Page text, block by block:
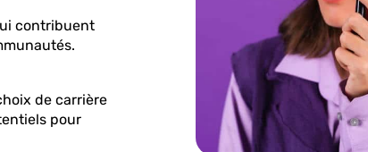
contribuent
de carrière
pour